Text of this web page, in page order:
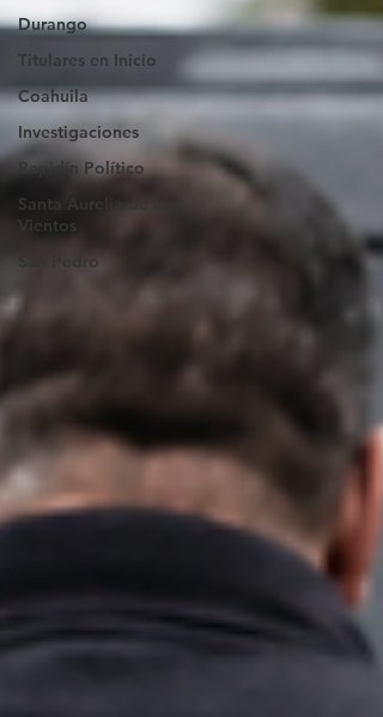
Durango
Titulares en Inicio
Coahuila
Investigaciones
Rapidín Político
Santa Aurelia de los
Vientos
San Pedro